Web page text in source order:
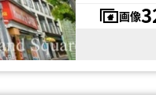
画像